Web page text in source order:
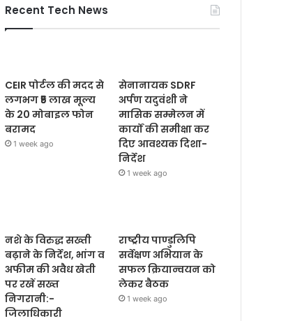
Recent Tech News
CEIR पोर्टल की मदद से
लगभग ₹5 लाख मूल्य
के 20 मोबाइल फोन
बरामद
1 week ago
सेनानायक SDRF
अर्पण यदुवंशी ने
मासिक सम्मेलन में
कार्यों की समीक्षा कर
दिए आवश्यक दिशा-
निर्देश
1 week ago
नशे के विरुद्ध सख्ती
बढ़ाने के निर्देश, भांग व
अफीम की अवैध खेती
पर रखें सख्त
निगरानी:-
जिलाधिकारी
राष्ट्रीय पाण्डुलिपि
सर्वेक्षण अभियान के
सफल क्रियान्वयन को
लेकर बैठक
1 week ago